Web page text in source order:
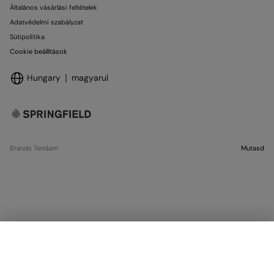
Általános vásárlási feltételek
Adatvédelmi szabályzat
Sütipolitika
Cookie beállítások
Hungary magyarul
Brands Tendam Mutasd